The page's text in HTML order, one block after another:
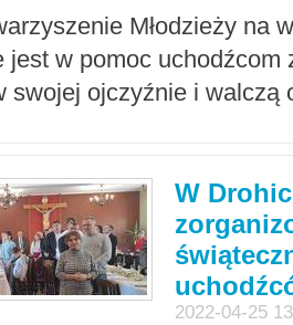
Młodzieży na
jest w pomoc uchodźcom
swojej ojczyźnie i walczą
W
2022-04-25